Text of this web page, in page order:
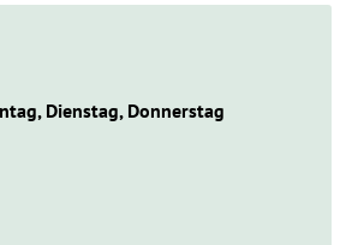
Dienstag, Donnerstag